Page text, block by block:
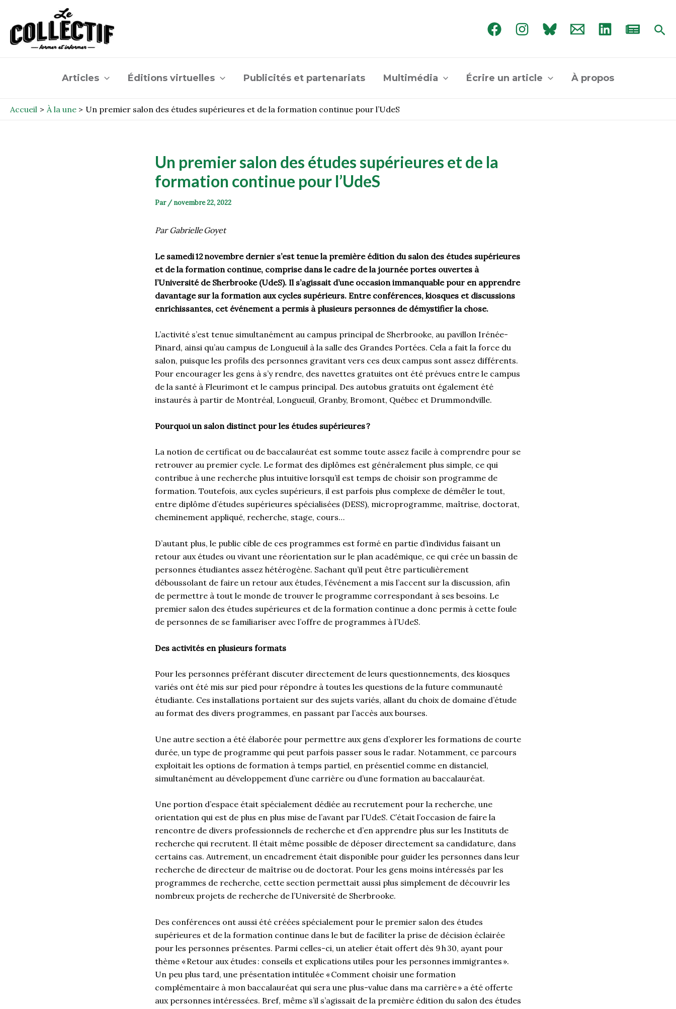
contenu
Articles Éditions virtuelles Publicités et partenariats Multimédia Écrire un article À propos
Accueil À la une Un premier salon des études supérieures et de la formation continue pour l’UdeS
Un premier salon des études supérieures et de la
formation continue pour l’UdeS
Par / novembre 22, 2022
Par Gabrielle Goyet
Le samedi 12 novembre dernier s’est tenue la première édition du salon des études supérieures
et de la formation continue, comprise dans le cadre de la journée portes ouvertes à
l’Université de Sherbrooke (UdeS). Il s’agissait d’une occasion immanquable pour en apprendre
davantage sur la formation aux cycles supérieurs. Entre conférences, kiosques et discussions
enrichissantes, cet événement a permis à plusieurs personnes de démystifier la chose.
L’activité s’est tenue simultanément au campus principal de Sherbrooke, au pavillon Irénée-
Pinard, ainsi qu’au campus de Longueuil à la salle des Grandes Portées. Cela a fait la force du
salon, puisque les profils des personnes gravitant vers ces deux campus sont assez différents.
Pour encourager les gens à s’y rendre, des navettes gratuites ont été prévues entre le campus
de la santé à Fleurimont et le campus principal. Des autobus gratuits ont également été
instaurés à partir de Montréal, Longueuil, Granby, Bromont, Québec et Drummondville.
Pourquoi un salon distinct pour les études supérieures?
La notion de certificat ou de baccalauréat est somme toute assez facile à comprendre pour se
retrouver au premier cycle. Le format des diplômes est généralement plus simple, ce qui
contribue à une recherche plus intuitive lorsqu’il est temps de choisir son programme de
formation. Toutefois, aux cycles supérieurs, il est parfois plus complexe de démêler le tout,
entre diplôme d’études supérieures spécialisées (DESS), microprogramme, maîtrise, doctorat,
cheminement appliqué, recherche, stage, cours…
D’autant plus, le public cible de ces programmes est formé en partie d’individus faisant un
retour aux études ou vivant une réorientation sur le plan académique, ce qui crée un bassin de
personnes étudiantes assez hétérogène. Sachant qu’il peut être particulièrement
déboussolant de faire un retour aux études, l’événement a mis l’accent sur la discussion, afin
de permettre à tout le monde de trouver le programme correspondant à ses besoins. Le
premier salon des études supérieures et de la formation continue a donc permis à cette foule
de personnes de se familiariser avec l’offre de programmes à l’UdeS.
Des activités en plusieurs formats
Pour les personnes préférant discuter directement de leurs questionnements, des kiosques
variés ont été mis sur pied pour répondre à toutes les questions de la future communauté
étudiante. Ces installations portaient sur des sujets variés, allant du choix de domaine d’étude
au format des divers programmes, en passant par l’accès aux bourses.
Une autre section a été élaborée pour permettre aux gens d’explorer les formations de courte
durée, un type de programme qui peut parfois passer sous le radar. Notamment, ce parcours
exploitait les options de formation à temps partiel, en présentiel comme en distanciel,
simultanément au développement d’une carrière ou d’une formation au baccalauréat.
Une portion d’espace était spécialement dédiée au recrutement pour la recherche, une
orientation qui est de plus en plus mise de l’avant par l’UdeS. C’était l’occasion de faire la
rencontre de divers professionnels de recherche et d’en apprendre plus sur les Instituts de
recherche qui recrutent. Il était même possible de déposer directement sa candidature, dans
certains cas. Autrement, un encadrement était disponible pour guider les personnes dans leur
recherche de directeur de maîtrise ou de doctorat. Pour les gens moins intéressés par les
programmes de recherche, cette section permettait aussi plus simplement de découvrir les
nombreux projets de recherche de l’Université de Sherbrooke.
Des conférences ont aussi été créées spécialement pour le premier salon des études
supérieures et de la formation continue dans le but de faciliter la prise de décision éclairée
pour les personnes présentes. Parmi celles-ci, un atelier était offert dès 9 h 30, ayant pour
thème « Retour aux études : conseils et explications utiles pour les personnes immigrantes ».
Un peu plus tard, une présentation intitulée « Comment choisir une formation
complémentaire à mon baccalauréat qui sera une plus-value dans ma carrière » a été offerte
aux personnes intéressées. Bref, même s’il s’agissait de la première édition du salon des études